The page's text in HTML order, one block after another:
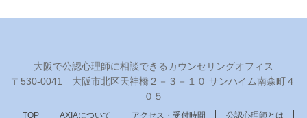
大阪で公認心理師に相談できるカウンセリングオフィス
〒530‐0041 大阪市北区天神橋２－３－１０ サンハイム南森町４
０５
TOP AXIAについて アクセス・受付時間 公認心理師とは